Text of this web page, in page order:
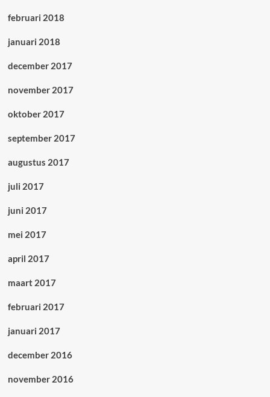
februari 2018
januari 2018
december 2017
november 2017
oktober 2017
september 2017
augustus 2017
juli 2017
juni 2017
mei 2017
april 2017
maart 2017
februari 2017
januari 2017
december 2016
november 2016